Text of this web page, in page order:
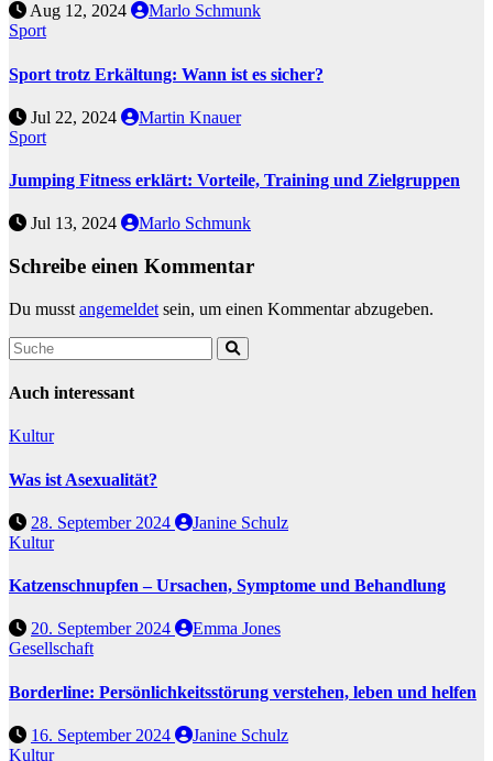
Aug 12, 2024
Marlo Schmunk
Sport
Sport trotz Erkältung: Wann ist es sicher?
Jul 22, 2024
Martin Knauer
Sport
Jumping Fitness erklärt: Vorteile, Training und Zielgruppen
Jul 13, 2024 Marlo Schmunk
Schreibe einen Kommentar
Du musst angemeldet sein, um einen Kommentar abzugeben.
Auch interessant
Kultur
Was ist Asexualität?
28. September 2024
Janine Schulz
Kultur
Katzenschnupfen – Ursachen, Symptome und Behandlung
20. September 2024
Emma Jones
Gesellschaft
Borderline: Persönlichkeitsstörung verstehen, leben und helfen
16. September 2024
Janine Schulz
Kultur